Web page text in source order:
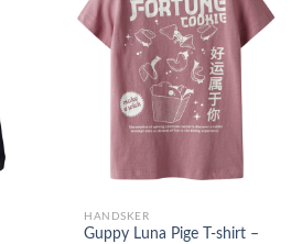
HANDSKER
Guppy Luna Pige T-shirt –